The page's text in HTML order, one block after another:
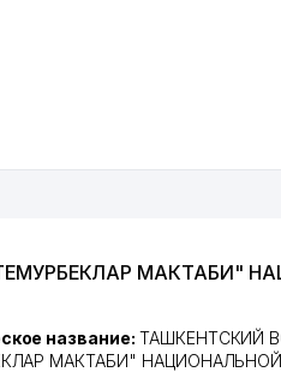
МАКТАБИ"
название: ТАШКЕНТСКИЙ
МАКТАБИ"